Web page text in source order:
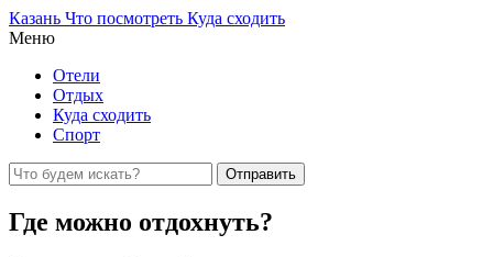
Казань Что посмотреть Куда сходить
Меню
Отели
Отдых
Куда сходить
Спорт
Где можно отдохнуть?